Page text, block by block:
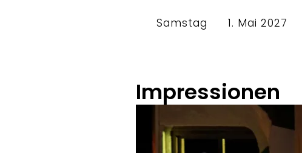
Samstag 1. Mai 2027
Impressionen